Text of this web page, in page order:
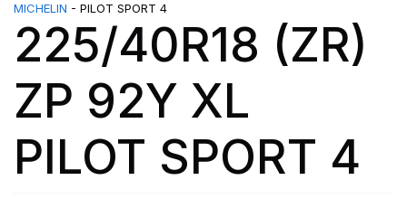
MICHELIN - PILOT SPORT 4
225/40R18 (ZR)
ZP 92Y XL
PILOT SPORT 4